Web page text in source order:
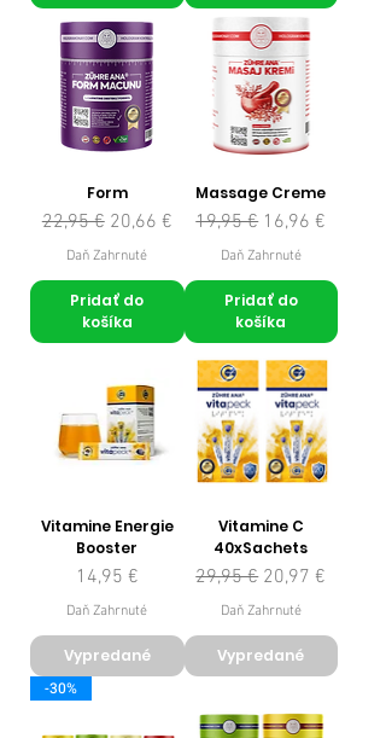
Form
Normálna cena
22,95 € Zľavnená cena
20,66 €
Daň Zahrnuté
Pridať do
košíka
Massage Creme
Normálna cena
19,95 € Zľavnená cena
16,96 €
Daň Zahrnuté
Pridať do
košíka
Vitamine Energie
Booster
Cena
14,95 €
Daň Zahrnuté
Vypredané
Vitamine C
40xSachets
Normálna cena
29,95 € Zľavnená cena
20,97 €
Daň Zahrnuté
Vypredané
-30%